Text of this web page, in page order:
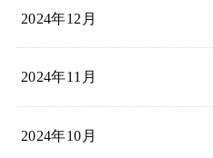
2024年12月
2024年11月
2024年10月